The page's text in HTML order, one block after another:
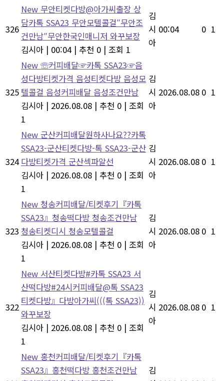
326
New 무안티켓다방@아가씨출장 상
담카톡 SSA23 무안모텔콜걸″무안조
건만남″무안한국인매니저 와꾸보장
김시아 | 00:04 | 추천 0 | 조회 1
김
시
아
00:04 0 1
325
New ☏커피배달☞카톡 SSA23☞음
성다방티켓가격 음성티켓다방 음성모
텔콜걸 음성커피배달 음성조건만남
김시아 | 2026.08.08 | 추천 0 | 조회
1
김
시
아
2026.08.08 0 1
324
New 군산커피배달원하사나요??카톡
SSA23-군산티켓다방-톡 SSA23-군산
다방티켓가격 군산섹파알선
김시아 | 2026.08.08 | 추천 0 | 조회
1
김
시
아
2026.08.08 0 1
323
New 청송커피배달/티켓후기『카톡
SSA23』청송떡다방 청송조건만남
청송티켓디시 청송모텔콜걸
김시아 | 2026.08.08 | 추천 0 | 조회
1
김
시
아
2026.08.08 0 1
322
New 서산티켓다방#카톡 SSA23 서
산떡다방#24시커피배달@톡 SSA23
티켓다방』다방아가씨(((톡 SSA23))
와꾸보장
김시아 | 2026.08.08 | 추천 0 | 조회
1
김
시
아
2026.08.08 0 1
New 홍천커피배달/티켓후기『카톡
SSA23』홍천떡다방 홍천조건만남
김